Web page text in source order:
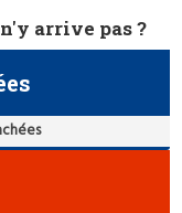
arrive pas ?